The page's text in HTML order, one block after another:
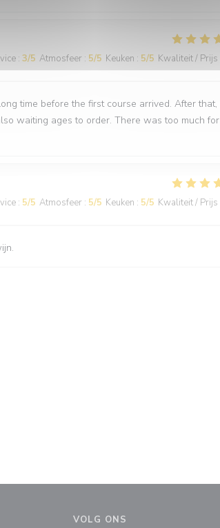
: 3/5 Atmosfeer : 5/5 Keuken : 5/5 Kwaliteit / Prijs
time before the first course arrived. After that,
waiting ages to order. There was too much for
: 5/5 Atmosfeer : 5/5 Keuken : 5/5 Kwaliteit / Prijs
VOLG ONS